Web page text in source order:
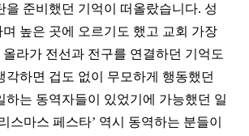
을 준비했던 기억이 떠올랐습니다. 성
높은 곳에 오르기도 했고 교회 가장
라가 전선과 전구를 연결하던 기억도
각하면 겁도 없이 무모하게 행동했던
하는 동역자들이 있었기에 가능했던 일
스마스 페스타’ 역시 동역하는 분들이